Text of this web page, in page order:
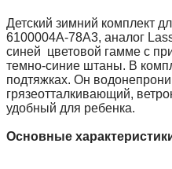
Детский зимний комплект
6100004A-78A3, аналог
синей цветовой гамме с
темно-синие штаны. В
подтяжках. Он
грязеотталкивающий,
удобный для ребенка.
Основные